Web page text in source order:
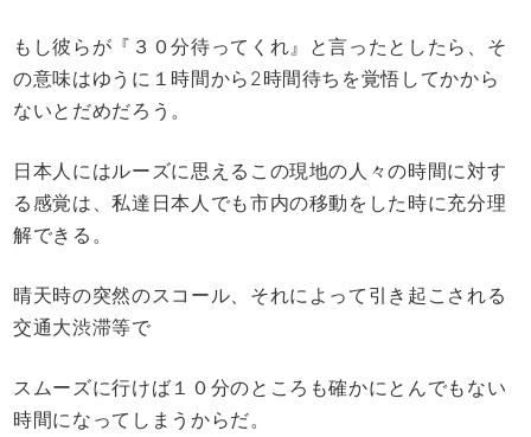
もし彼らが『３０分待ってくれ』と言ったとしたら、そ
の意味はゆうに１時間から2時間待ちを覚悟してかから
ないとだめだろう。
日本人にはルーズに思えるこの現地の人々の時間に対す
る感覚は、私達日本人でも市内の移動をした時に充分理
解できる。
晴天時の突然のスコール、それによって引き起こされる
交通大渋滞等で
スムーズに行けば１０分のところも確かにとんでもない
時間になってしまうからだ。